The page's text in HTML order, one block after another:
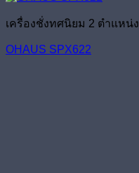
เครื่องชั่งทศนิยม 2 ตำแหน่ง
OHAUS SPX622